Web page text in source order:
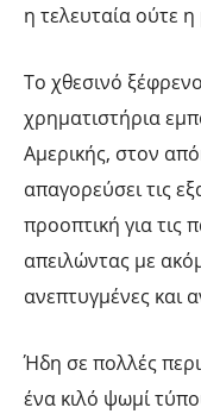
η τελευταία ούτε
Το χθεσινό
χρηματιστήρια
Αμερικής, στον
απαγορεύσει τις
προοπτική για τις
απειλώντας με
ανεπτυγμένες και
Ήδη σε πολλές
ένα κιλό ψωμί